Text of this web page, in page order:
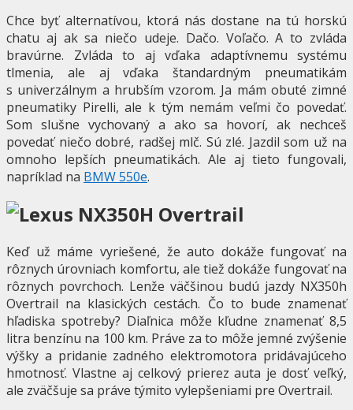
Chce byť alternatívou, ktorá nás dostane na tú horskú
chatu aj ak sa niečo udeje. Dačo. Voľačo. A to zvláda
bravúrne. Zvláda to aj vďaka adaptívnemu systému
tlmenia, ale aj vďaka štandardným pneumatikám
s univerzálnym a hrubším vzorom. Ja mám obuté zimné
pneumatiky Pirelli, ale k tým nemám veľmi čo povedať.
Som slušne vychovaný a ako sa hovorí, ak nechceš
povedať niečo dobré, radšej mlč. Sú zlé. Jazdil som už na
omnoho lepších pneumatikách. Ale aj tieto fungovali,
napríklad na BMW 550e.
Keď už máme vyriešené, že auto dokáže fungovať na
rôznych úrovniach komfortu, ale tiež dokáže fungovať na
rôznych povrchoch. Lenže väčšinou budú jazdy NX350h
Overtrail na klasických cestách. Čo to bude znamenať
hľadiska spotreby? Diaľnica môže kľudne znamenať 8,5
litra benzínu na 100 km. Práve za to môže jemné zvýšenie
výšky a pridanie zadného elektromotora pridávajúceho
hmotnosť. Vlastne aj celkový prierez auta je dosť veľký,
ale zväčšuje sa práve týmito vylepšeniami pre Overtrail.